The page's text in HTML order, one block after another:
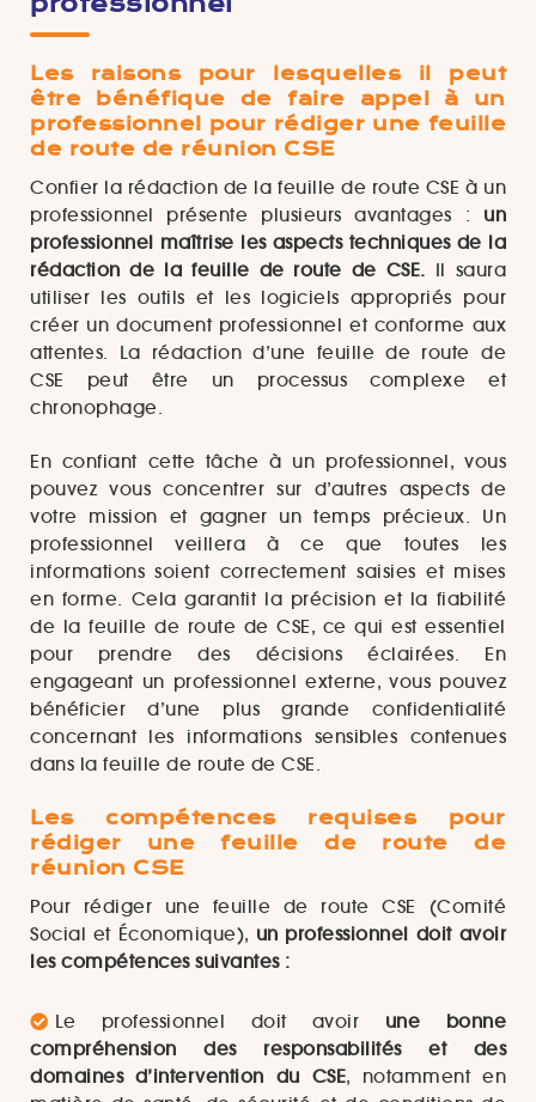
Les raisons pour lesquelles il peut
être bénéfique de faire appel à un
professionnel pour rédiger une feuille
de route de réunion CSE
Confier la rédaction de la feuille de route CSE à un
professionnel présente plusieurs avantages : un
professionnel maîtrise les aspects techniques de la
rédaction de la feuille de route de CSE. Il saura
utiliser les outils et les logiciels appropriés pour
créer un document professionnel et conforme aux
attentes. La rédaction d’une feuille de route de
CSE peut être un processus complexe et
chronophage.
En confiant cette tâche à un professionnel, vous
pouvez vous concentrer sur d’autres aspects de
votre mission et gagner un temps précieux. Un
professionnel veillera à ce que toutes les
informations soient correctement saisies et mises
en forme. Cela garantit la précision et la fiabilité
de la feuille de route de CSE, ce qui est essentiel
pour prendre des décisions éclairées. En
engageant un professionnel externe, vous pouvez
bénéficier d’une plus grande confidentialité
concernant les informations sensibles contenues
dans la feuille de route de CSE.
Les compétences requises pour
rédiger une feuille de route de
réunion CSE
Pour rédiger une feuille de route CSE (Comité
Social et Économique), un professionnel doit avoir
les compétences suivantes :
Le professionnel doit avoir une bonne
compréhension des responsabilités et des
domaines d’intervention du CSE, notamment en